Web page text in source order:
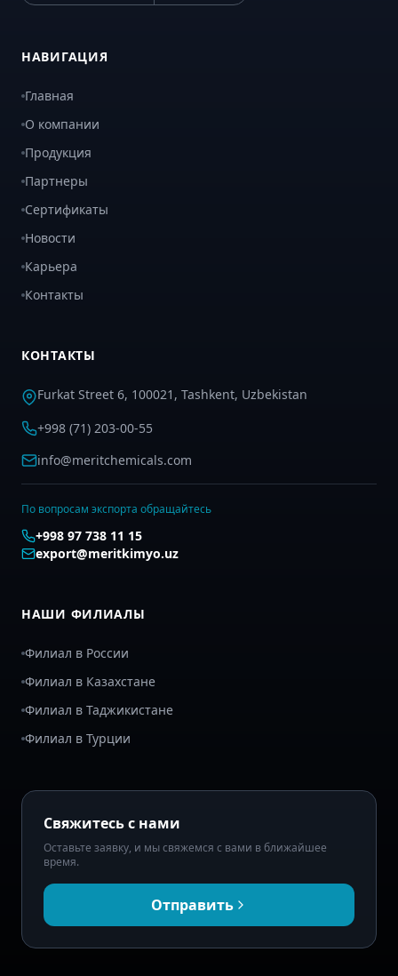
НАВИГАЦИЯ
Главная
О компании
Продукция
Партнеры
Сертификаты
Новости
Карьера
Контакты
КОНТАКТЫ
Furkat Street 6, 100021, Tashkent, Uzbekistan
+998 (71) 203-00-55
info@meritchemicals.com
По вопросам экспорта обращайтесь
+998 97 738 11 15
export@meritkimyo.uz
НАШИ ФИЛИАЛЫ
Филиал в России
Филиал в Казахстане
Филиал в Таджикистане
Филиал в Турции
Свяжитесь с нами
Оставьте заявку, и мы свяжемся с вами в ближайшее
время.
Отправить